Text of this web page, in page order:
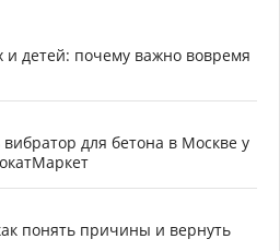
и детей: почему важно вовремя
для бетона в Москве у
понять причины и вернуть